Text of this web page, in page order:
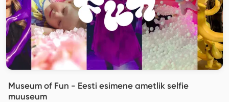
Museum of Fun - Eesti esimene ametlik selfie
muuseum